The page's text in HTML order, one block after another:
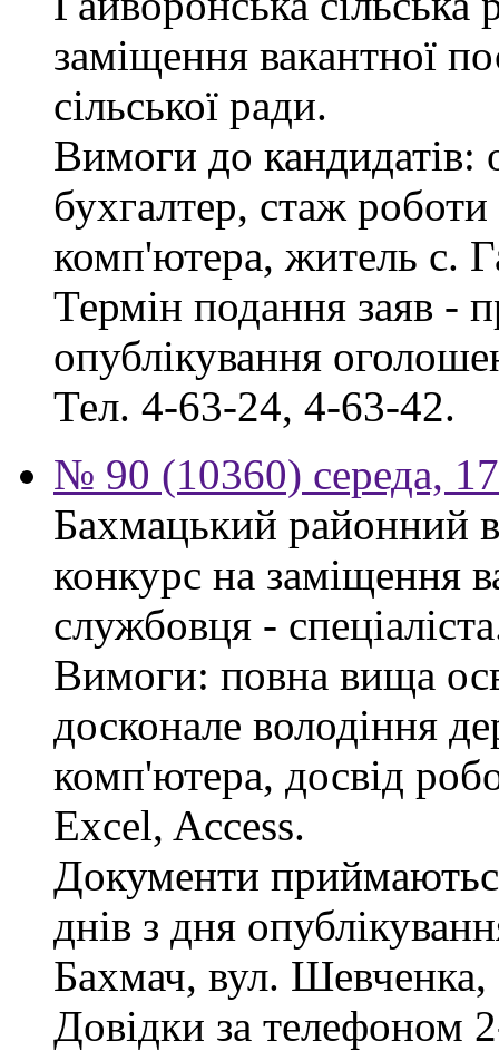
заміщення вакантної
сільської ради.
Вимоги до кандидатів:
бухгалтер, стаж
комп'ютера, житель с.
Термін подання заяв -
опублікування
Тел. 4-63-24, 4-63-42.
№ 90 (10360) середа,
Бахмацький районний
конкурс на заміщення
службовця -
Вимоги: повна вища
досконале володіння
комп'ютера, досвід
Excel, Access.
Документи
днів з дня
Бахмач, вул. Шевченка,
Довідки за телефоном